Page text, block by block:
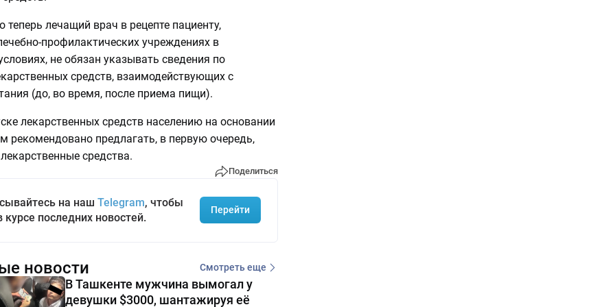
теперь лечащий врач в рецепте пациенту,
профилактических учреждениях в
не обязан указывать сведения по
средств, взаимодействующих с
(до, во время, после приема пищи).
лекарственных средств населению на основании
рекомендовано предлагать, в первую очередь,
средства.
Поделиться
на наш Telegram, чтобы
курсе последних новостей.
Перейти
новости Смотреть еще
В Ташкенте мужчина вымогал у
девушки $3000, шантажируя её